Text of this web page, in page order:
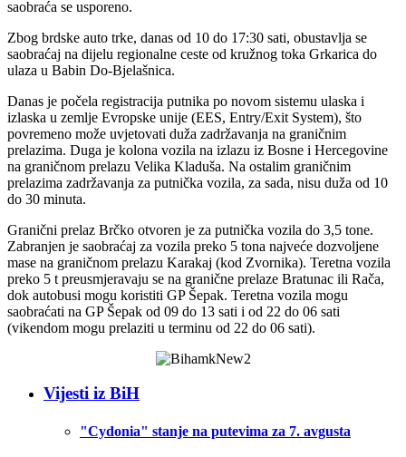
saobraća se usporeno.
Zbog brdske auto trke, danas od 10 do 17:30 sati, obustavlja se
saobraćaj na dijelu regionalne ceste od kružnog toka Grkarica do
ulaza u Babin Do-Bjelašnica.
Danas je počela registracija putnika po novom sistemu ulaska i
izlaska u zemlje Evropske unije (EES, Entry/Exit System), što
povremeno može uvjetovati duža zadržavanja na graničnim
prelazima. Duga je kolona vozila na izlazu iz Bosne i Hercegovine
na graničnom prelazu Velika Kladuša. Na ostalim graničnim
prelazima zadržavanja za putnička vozila, za sada, nisu duža od 10
do 30 minuta.
Granični prelaz Brčko otvoren je za putnička vozila do 3,5 tone.
Zabranjen je saobraćaj za vozila preko 5 tona najveće dozvoljene
mase na graničnom prelazu Karakaj (kod Zvornika). Teretna vozila
preko 5 t preusmjeravaju se na granične prelaze Bratunac ili Rača,
dok autobusi mogu koristiti GP Šepak. Teretna vozila mogu
saobraćati na GP Šepak od 09 do 13 sati i od 22 do 06 sati
(vikendom mogu prelaziti u terminu od 22 do 06 sati).
Vijesti iz BiH
"Cydonia" stanje na putevima za 7. avgusta